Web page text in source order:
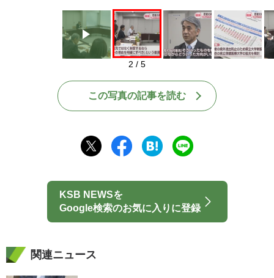
2 / 5
この写真の記事を読む
KSB NEWSを
Google検索のお気に入りに登録
関連ニュース